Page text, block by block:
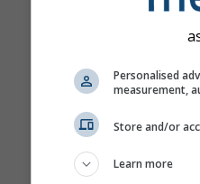
Personalised
measurement,
Store and/or
Learn more